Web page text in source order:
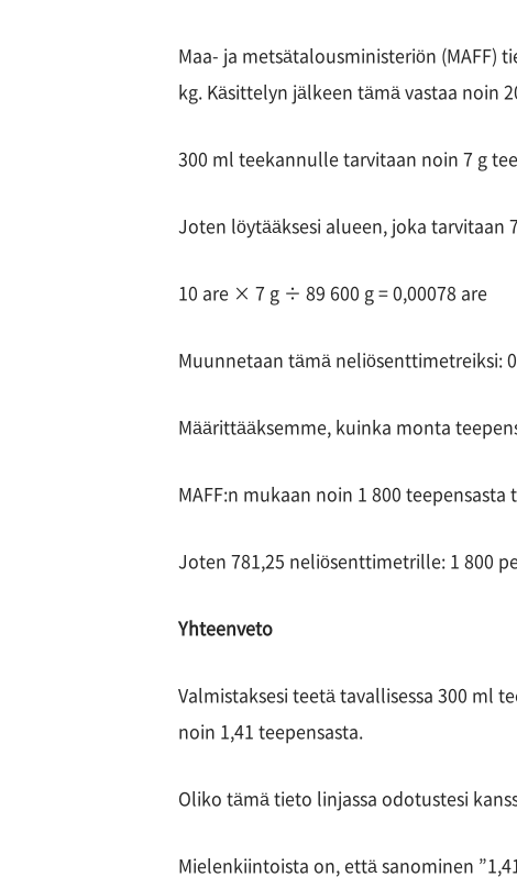
Maa- ja metsätalousministeriön (MAFF)
kg. Käsittelyn jälkeen tämä vastaa noin
300 ml teekannulle tarvitaan noin 7 g
Joten löytääksesi alueen, joka tarvitaan
10 are × 7 g ÷ 89 600 g = 0,00078 are
Muunnetaan tämä neliösenttimetreiksi:
Määrittääksemme, kuinka monta
MAFF:n mukaan noin 1 800 teepensasta
Joten 781,25 neliösenttimetrille: 1 800
Yhteenveto
Valmistaksesi teetä tavallisessa 300 ml
noin 1,41 teepensasta.
Oliko tämä tieto linjassa odotustesi
Mielenkiintoista on, että sanominen